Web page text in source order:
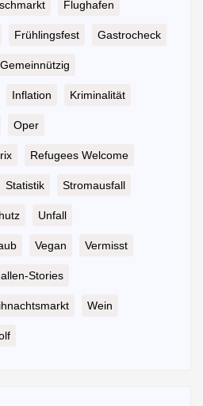
Flughafen
Frühlingsfest Gastrocheck
Gemeinnützig
Inflation Kriminalität
Oper
Refugees Welcome
Statistik Stromausfall
Unfall
Vegan Vermisst
Stories
Wein